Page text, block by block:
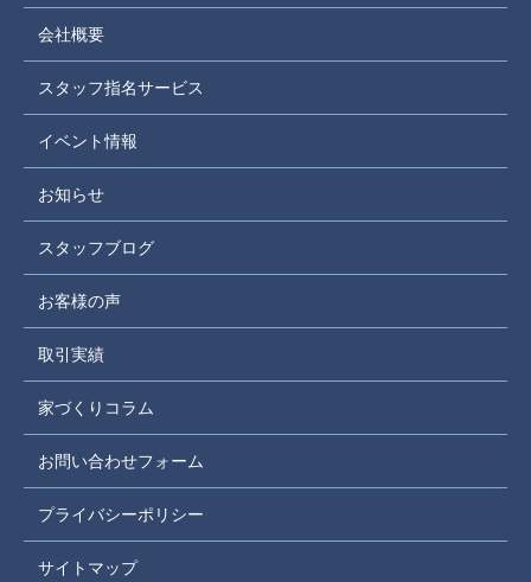
会社概要
スタッフ指名サービス
イベント情報
お知らせ
スタッフブログ
お客様の声
取引実績
家づくりコラム
お問い合わせフォーム
プライバシーポリシー
サイトマップ